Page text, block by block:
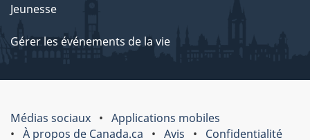
Jeunesse
Gérer les événements de la vie
Médias sociaux
Applications mobiles
À propos de Canada.ca
Avis Confidentialité